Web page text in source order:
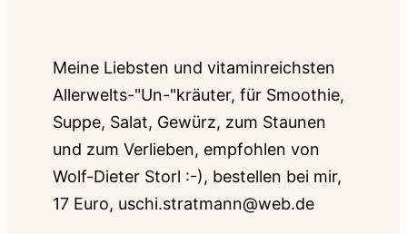
Meine Liebsten und vitaminreichsten
Allerwelts-"Un-"kräuter, für Smoothie,
Suppe, Salat, Gewürz, zum Staunen
und zum Verlieben, empfohlen von
Wolf-Dieter Storl :-), bestellen bei mir,
17 Euro, uschi.stratmann@web.de